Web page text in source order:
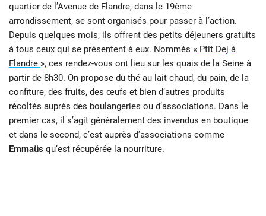
quartier de l’Avenue de Flandre, dans le 19ème
arrondissement, se sont organisés pour passer à l’action.
Depuis quelques mois, ils offrent des petits déjeuners gratuits
à tous ceux qui se présentent à eux. Nommés « Ptit Dej à
Flandre », ces rendez-vous ont lieu sur les quais de la Seine à
partir de 8h30. On propose du thé au lait chaud, du pain, de la
confiture, des fruits, des œufs et bien d’autres produits
récoltés auprès des boulangeries ou d’associations. Dans le
premier cas, il s’agit généralement des invendus en boutique
et dans le second, c’est auprès d’associations comme
Emmaüs qu’est récupérée la nourriture.